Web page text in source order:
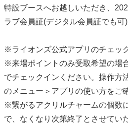
特設ブースへお越しいただき、
ラブ会員証(デジタル会員証でも可
※ライオンズ公式アプリのチェッ
※来場ポイントのみ受取希望の場
でチェックインください。操作方
のメニュー＞アプリの使い方をご
※繋がるアクリルチャームの個数
で、なくなり次第終了とさせてい